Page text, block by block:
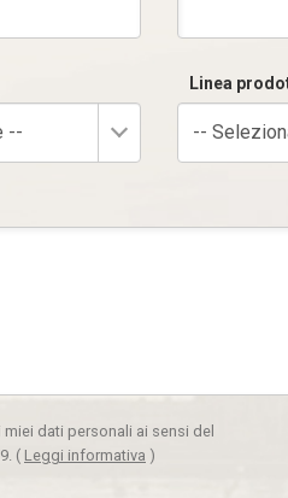
--
Linea
dati personali ai sensi del
( Leggi informativa )